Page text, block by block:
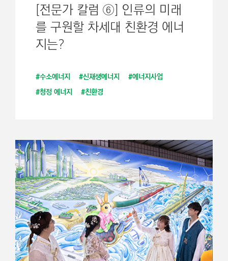
[전문가 칼럼 ⑥] 인류의 미래
를 구원할 차세대 친환경 에너
지는?
#수소에너지 #신재생에너지
#에너지사업
#청정 에너지
#친환경